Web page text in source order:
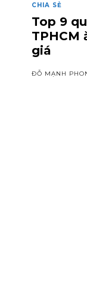
CHIA SẺ
Top 9
TPHCM
giá
ĐỖ MẠNH